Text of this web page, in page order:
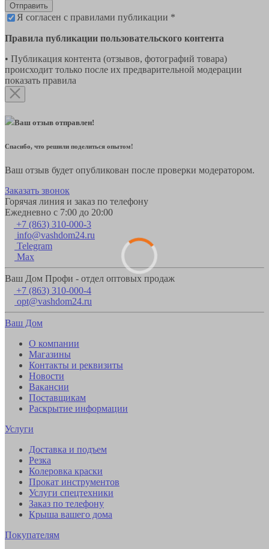
Отправить
Я согласен с правилами публикации *
Правила публикации пользовательского контента
• Публикация контента (отзывов, фотографий товара)
происходит только после их предварительной модерации
показать правила
Ваш отзыв отправлен!
Спасибо, что решили поделиться опытом!
Ваш отзыв будет опубликован после проверки модератором.
Заказать звонок
Горячая линия и заказ по телефону
Ежедневно с 7:00 до 20:00
+7 (863) 310-000-3
info@vashdom24.ru
Telegram
Max
Ваш Дом Профи - отдел оптовых продаж
+7 (863) 310-000-4
opt@vashdom24.ru
Ваш Дом
О компании
Магазины
Контакты и реквизиты
Новости
Вакансии
Поставщикам
Раскрытие информации
Услуги
Доставка и подъем
Резка
Колеровка краски
Прокат инструментов
Услуги спецтехники
Заказ по телефону
Крыша вашего дома
Покупателям